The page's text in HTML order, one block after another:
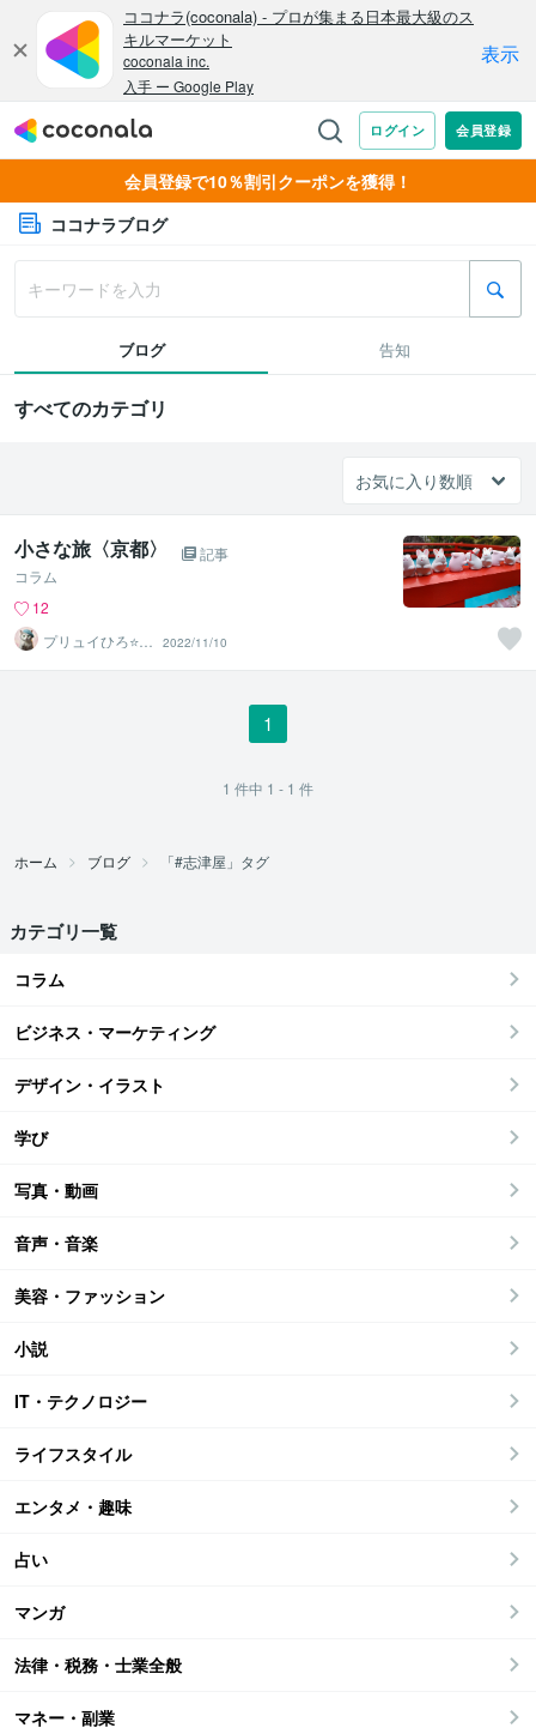
会員登録で10％割引クーポンを獲得！
ココナラブログ
ブログ 告知
すべてのカテゴリ
小さな旅〈京都〉
記事
コラム
12
プリュイひろ⭐️占
い鑑定士
2022/11/10
1
1 件中 1 - 1 件
ホーム ブログ 「#志津屋」タグ
カテゴリ一覧
コラム
ビジネス・マーケティング
デザイン・イラスト
学び
写真・動画
音声・音楽
美容・ファッション
小説
IT・テクノロジー
ライフスタイル
エンタメ・趣味
占い
マンガ
法律・税務・士業全般
マネー・副業